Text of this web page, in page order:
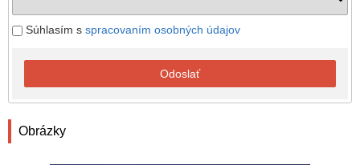
Súhlasím s spracovaním osobných údajov
Odoslať
Obrázky